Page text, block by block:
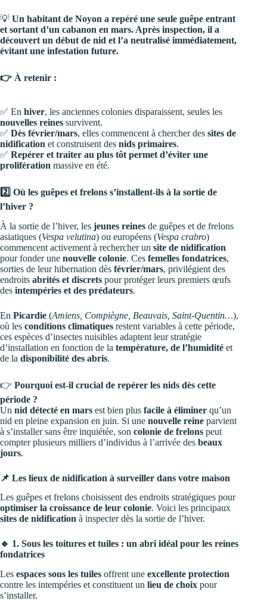
💡 Un habitant de Noyon a repéré une seule guêpe entrant
et sortant d’un cabanon en mars. Après inspection, il a
découvert un début de nid et l’a neutralisé immédiatement,
évitant une infestation future.
👉 À retenir :
✅ En hiver, les anciennes colonies disparaissent, seules les
nouvelles reines survivent.
✅ Dès février/mars, elles commencent à chercher des sites de
nidification et construisent des nids primaires.
✅ Repérer et traiter au plus tôt permet d’éviter une
prolifération massive en été.
2️⃣ Où les guêpes et frelons s’installent-ils à la sortie de
l’hiver ?
À la sortie de l’hiver, les jeunes reines de guêpes et de frelons
asiatiques (Vespa velutina) ou européens (Vespa crabro)
commencent activement à rechercher un site de nidification
pour fonder une nouvelle colonie. Ces femelles fondatrices,
sorties de leur hibernation dès février/mars, privilégient des
endroits abrités et discrets pour protéger leurs premiers œufs
des intempéries et des prédateurs.
En Picardie (Amiens, Compiègne, Beauvais, Saint-Quentin…),
où les conditions climatiques restent variables à cette période,
ces espèces d’insectes nuisibles adaptent leur stratégie
d’installation en fonction de la température, de l’humidité et
de la disponibilité des abris.
👉 Pourquoi est-il crucial de repérer les nids dès cette
période ?
Un nid détecté en mars est bien plus facile à éliminer qu’un
nid en pleine expansion en juin. Si une nouvelle reine parvient
à s’installer sans être inquiétée, son colonie de frelons peut
compter plusieurs milliers d’individus à l’arrivée des beaux
jours.
📌 Les lieux de nidification à surveiller dans votre maison
Les guêpes et frelons choisissent des endroits stratégiques pour
optimiser la croissance de leur colonie. Voici les principaux
sites de nidification à inspecter dès la sortie de l’hiver.
🔹 1. Sous les toitures et tuiles : un abri idéal pour les reines
fondatrices
Les espaces sous les tuiles offrent une excellente protection
contre les intempéries et constituent un lieu de choix pour
s’installer.